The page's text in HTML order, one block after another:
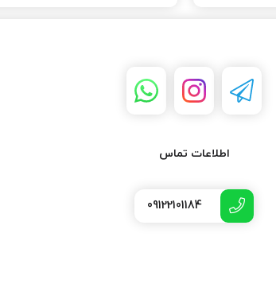
اطلاعات تماس
09122101184